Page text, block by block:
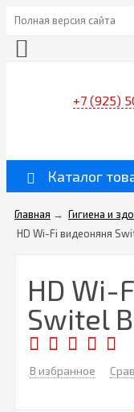
Полная версия сайта
+7 (925)
Каталог
Главная → Гигиена и
HD Wi-Fi видеоняня
HD Wi-
Switel
В избранное